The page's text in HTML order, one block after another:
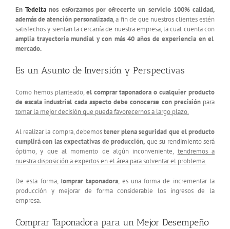
EnTedeltanos esforzamos por ofrecerte un servicio 100% calidad,
además de atención personalizada, a fin de que nuestros clientes estén
satisfechos y sientan la cercanía de nuestra empresa, la cual cuenta con
amplia trayectoria mundial y con más 40 años de experiencia en el
mercado.
Es un Asunto de Inversión y Perspectivas
Como hemos planteado,el comprar taponadora o cualquier producto
de escala industrial cada aspecto debe conocerse con precisión para
tomar la mejor decisión que pueda favorecernos a largo plazo.
Al realizar la compra, debemostener plena seguridad que el producto
cumplirá con las expectativas de producción, que su rendimiento será
óptimo, y que al momento de algún inconveniente, tendremos a
nuestra disposición a expertos en el área para solventar el problema.
De esta forma, tomprar taponadora, es una forma de incrementar la
producción y mejorar de forma considerable los ingresos de la
empresa.
Comprar Taponadora para un Mejor Desempeño